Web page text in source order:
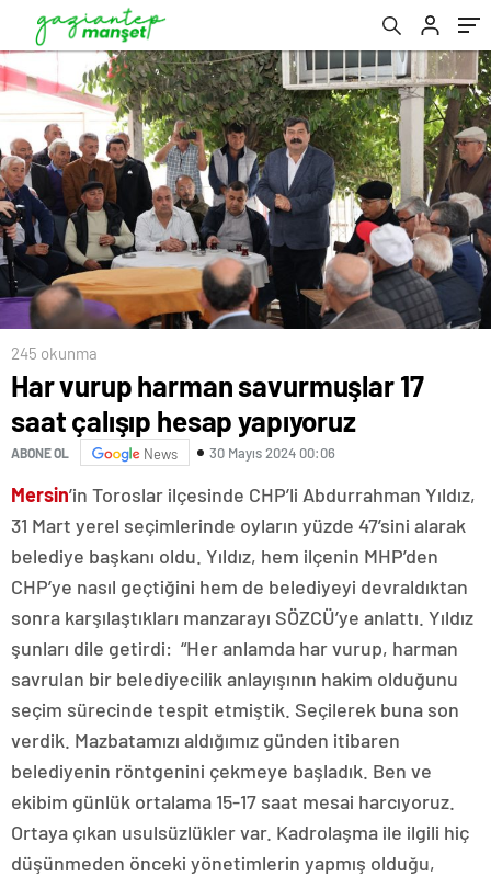
245 okunma
Har vurup harman savurmuşlar 17
saat çalışıp hesap yapıyoruz
ABONE OL News 30 Mayıs 2024 00:06
Mersin’in Toroslar ilçesinde CHP’li Abdurrahman Yıldız,
31 Mart yerel seçimlerinde oyların yüzde 47’sini alarak
belediye başkanı oldu. Yıldız, hem ilçenin MHP’den
CHP’ye nasıl geçtiğini hem de belediyeyi devraldıktan
sonra karşılaştıkları manzarayı SÖZCÜ’ye anlattı. Yıldız
şunları dile getirdi: “Her anlamda har vurup, harman
savrulan bir belediyecilik anlayışının hakim olduğunu
seçim sürecinde tespit etmiştik. Seçilerek buna son
verdik. Mazbatamızı aldığımız günden itibaren
belediyenin röntgenini çekmeye başladık. Ben ve
ekibim günlük ortalama 15-17 saat mesai harcıyoruz.
Ortaya çıkan usulsüzlükler var. Kadrolaşma ile ilgili hiç
düşünmeden önceki yönetimlerin yapmış olduğu,